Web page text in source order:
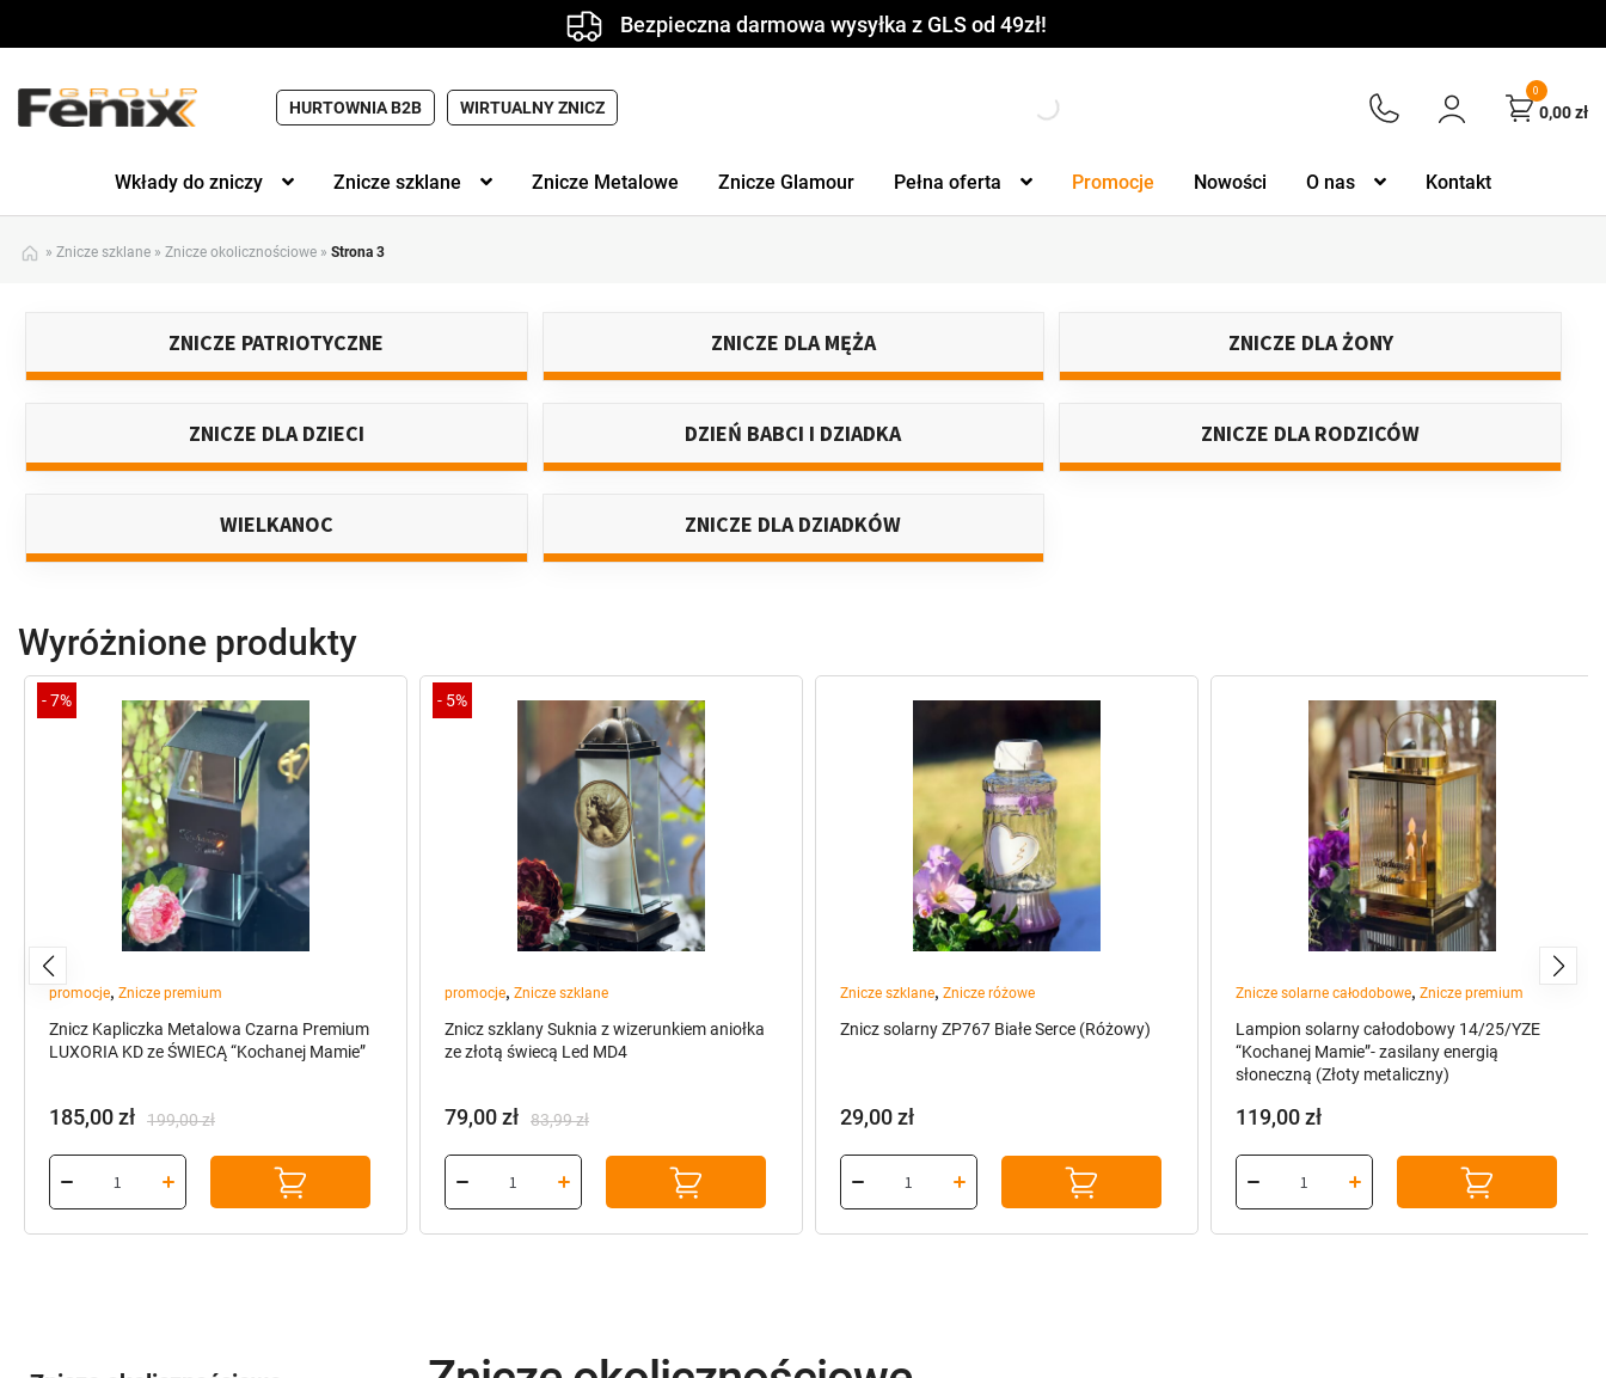
Bezpieczna darmowa wysyłka z GLS od 49zł!
HURTOWNIA B2B WIRTUALNY ZNICZ
0
0,00zł
Wkłady do zniczy Znicze szklane Znicze Metalowe Znicze Glamour Pełna oferta Promocje Nowości O nas Kontakt
» Znicze szklane » Znicze okolicznościowe » Strona 3
ZNICZE PATRIOTYCZNE ZNICZE DLA MĘŻA ZNICZE DLA ŻONY
ZNICZE DLA DZIECI DZIEŃ BABCI I DZIADKA ZNICZE DLA RODZICÓW
WIELKANOC ZNICZE DLA DZIADKÓW
Wyróżnione produkty
promocje, Znicze premium
Znicz Kapliczka Metalowa Czarna Premium
LUXORIA KD ze ŚWIECĄ “Kochanej Mamie”
-7%
199,00zł
185,00zł
promocje, Znicze szklane
Znicz szklany Suknia z wizerunkiem aniołka
ze złotą świecą Led MD4
- 5%
83,99zł
79,00zł
Znicze szklane, Znicze różowe
Znicz solarny ZP767 Białe Serce (Różowy)
29,00zł
Znicze solarne całodobowe, Znicze premium
Lampion solarny całodobowy 14/25/YZE
“Kochanej Mamie”- zasilany energią
słoneczną (Złoty metaliczny)
119,00zł